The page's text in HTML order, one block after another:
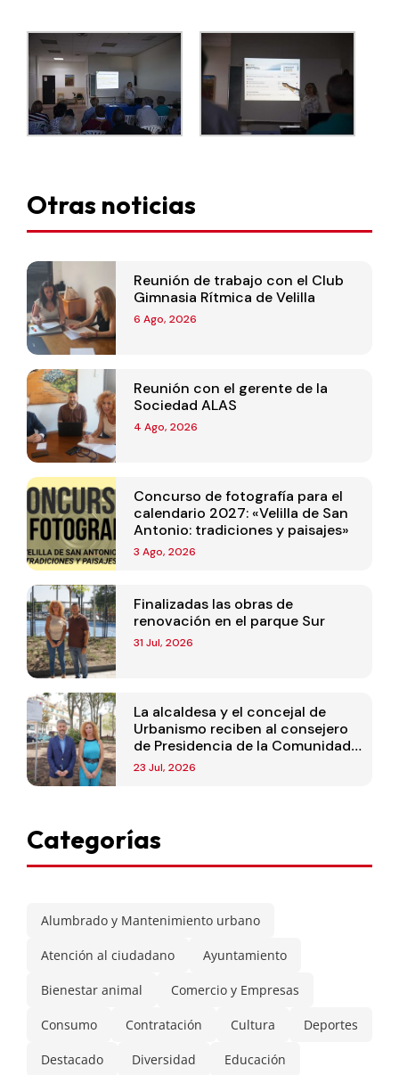
Otras noticias
Reunión de trabajo con el Club
Gimnasia Rítmica de Velilla
6 Ago, 2026
Reunión con el gerente de la
Sociedad ALAS
4 Ago, 2026
Concurso de fotografía para el
calendario 2027: «Velilla de San
Antonio: tradiciones y paisajes»
3 Ago, 2026
Finalizadas las obras de
renovación en el parque Sur
31 Jul, 2026
La alcaldesa y el concejal de
Urbanismo reciben al consejero
de Presidencia de la Comunidad
de Madrid
23 Jul, 2026
Categorías
Alumbrado y Mantenimiento urbano
Atención al ciudadano Ayuntamiento
Bienestar animal Comercio y Empresas
Consumo Contratación Cultura Deportes
Destacado Diversidad Educación